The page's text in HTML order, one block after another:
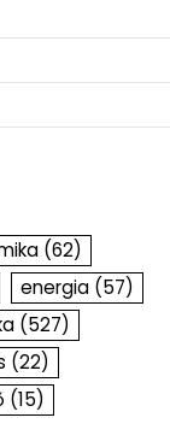
(62)
energia (57)
(527)
(22)
(15)